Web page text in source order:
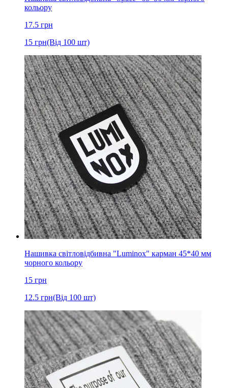
кольору
17.5 грн
15 грн(Від 100 шт)
Нашивка світловідбивна "Luminox" карман 45*40 мм
чорного кольору
15 грн
12.5 грн(Від 100 шт)